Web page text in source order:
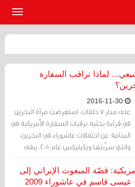
لماذا تراقب السفارة
على مدار 7 حلقات، استعرضت مرآة البحرين
في قراءة بحثية برقيات السفارة الأمريكية في
المنامة عن احتفالات عاشوراء في البحرين،
والتي سرّبتها ويكيليكس عام 2010. يبقى
السؤال الأكثر إلحاحا، لماذا تهتم الدبلوماسية
الأمريكية بعاشوراء البحرين؟
قصّة المبعوث الإيراني إلى
المنامة وخطاب الشيخ عيسى قاسم في عاشوراء 2009